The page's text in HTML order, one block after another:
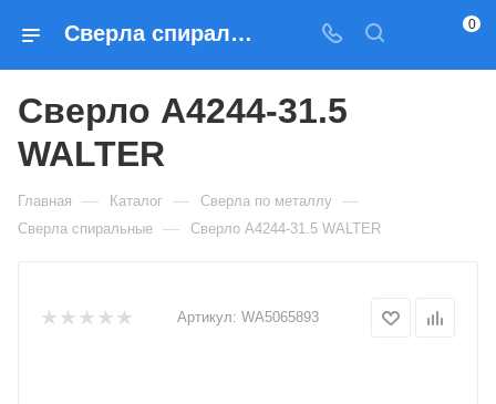
Сверла спиральные Сверло A4244-31.5 WALTER — купить по выгодным ценам в Москве 0
Сверло A4244-31.5
WALTER
Главная — Каталог — Сверла по металлу —
Сверла спиральные — Сверло A4244-31.5 WALTER
Артикул: WA5065893